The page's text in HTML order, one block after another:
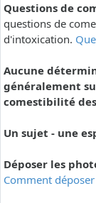
Questions de
questions de
d'intoxication.
Aucune
généralement
comestibilité
Un sujet - une
Déposer les
Comment